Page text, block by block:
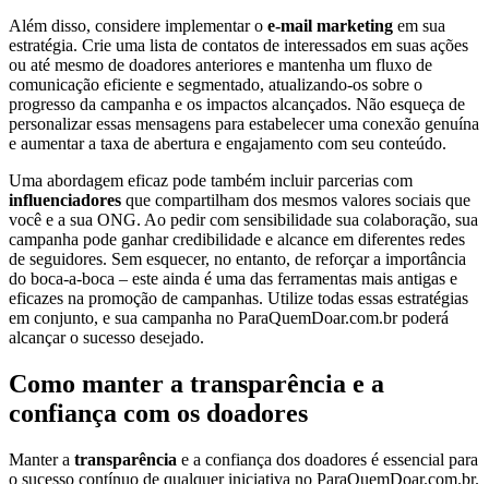
Além disso, considere implementar o e-mail marketing em sua
estratégia. Crie uma lista de contatos de interessados em suas ações
ou até mesmo de doadores anteriores e mantenha um fluxo de
comunicação eficiente e segmentado, atualizando-os sobre o
progresso da campanha e os impactos alcançados. Não esqueça de
personalizar essas mensagens para estabelecer uma conexão genuína
e aumentar a taxa de abertura e engajamento com seu conteúdo.
Uma abordagem eficaz pode também incluir parcerias com
influenciadores que compartilham dos mesmos valores sociais que
você e a sua ONG. Ao pedir com sensibilidade sua colaboração, sua
campanha pode ganhar credibilidade e alcance em diferentes redes
de seguidores. Sem esquecer, no entanto, de reforçar a importância
do boca-a-boca – este ainda é uma das ferramentas mais antigas e
eficazes na promoção de campanhas. Utilize todas essas estratégias
em conjunto, e sua campanha no ParaQuemDoar.com.br poderá
alcançar o sucesso desejado.
Como manter a transparência e a
confiança com os doadores
Manter a transparência e a confiança dos doadores é essencial para
o sucesso contínuo de qualquer iniciativa no ParaQuemDoar.com.br.